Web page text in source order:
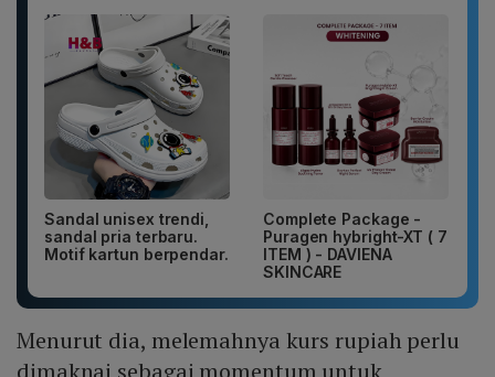
Sandal unisex trendi,
sandal pria terbaru.
Motif kartun berpendar.
Complete Package -
Puragen hybright-XT ( 7
ITEM ) - DAVIENA
SKINCARE
Menurut dia, melemahnya kurs rupiah perlu